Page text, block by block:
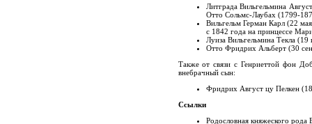
Литграда Вильгельмина
Отто Сольмс-Лаубах (1799-
Вильгельм Герман Карл (22
с 1842 года на принцессе
Луиза Вильгельмина Текла
Отто Фридрих Альберт (30
Также от связи с Генриеттой фон
внебрачный сын:
Фридрих Август цу Пелкен
Ссылки
Родословная княжеского рода